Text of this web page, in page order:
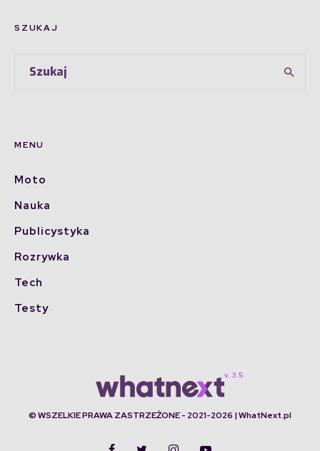
SZUKAJ
MENU
Moto
Nauka
Publicystyka
Rozrywka
Tech
Testy
© WSZELKIE PRAWA ZASTRZEŻONE - 2021-2026 | WhatNext.pl